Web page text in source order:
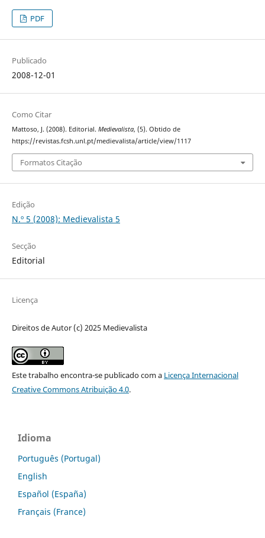
PDF
Publicado
2008-12-01
Como Citar
Mattoso, J. (2008). Editorial. Medievalista, (5). Obtido de
https://revistas.fcsh.unl.pt/medievalista/article/view/1117
Formatos Citação
Edição
N.º 5 (2008): Medievalista 5
Secção
Editorial
Licença
Direitos de Autor (c) 2025 Medievalista
Este trabalho encontra-se publicado com a Licença Internacional
Creative Commons Atribuição 4.0.
Idioma
Português (Portugal)
English
Español (España)
Français (France)